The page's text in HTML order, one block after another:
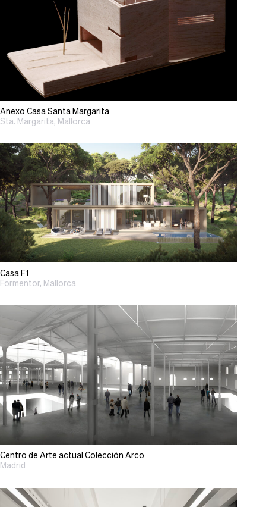
Anexo Casa Santa Margarita
Sta. Margarita, Mallorca
Casa F1
Formentor, Mallorca
Centro de Arte actual Colección Arco
Madrid